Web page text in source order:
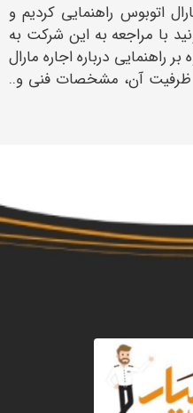
اتوبوس راهنمایی کردیم و
با مراجعه به این شرکت به
بر راهنمایی درباره اجاره مارال
ظرفیت آن، مشخصات فنی و..